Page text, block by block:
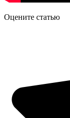
Оцените статью